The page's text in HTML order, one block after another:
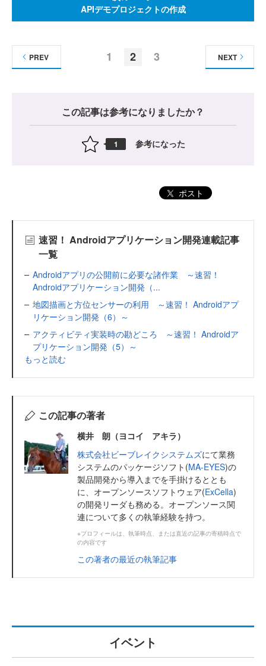
APIデモプロジェクトの作成
1 2 3
PREV NEXT
この記事は参考になりましたか？
1 参考になった
ポスト
速習！ Androidアプリケーション開発連載記事
一覧
Androidアプリの公開前に必要な諸作業 ～速習！
Androidアプリケーション開発（...
地図描画と方位センサーの利用 ～速習！ Androidアプ
リケーション開発（6）～
アクティビティ実装時の勘どころ ～速習！ Androidア
プリケーション開発（5）～
もっと読む
この記事の著者
横井 朗（ヨコイ アキラ）
株式会社ビーブレイクシステムズにて業務
システムのパッケージソフト(MA-EYES)の
製品開発から導入までを手掛けるととも
に、オープンソースソフトウェア(ExCella)
の開発リーダも務める。オープンソース関
連について多くの執筆経験を持つ。
※プロフィールは、執筆時点、または直近の記事の寄稿時点で
の内容です
この著者の最近の執筆記事
イベント